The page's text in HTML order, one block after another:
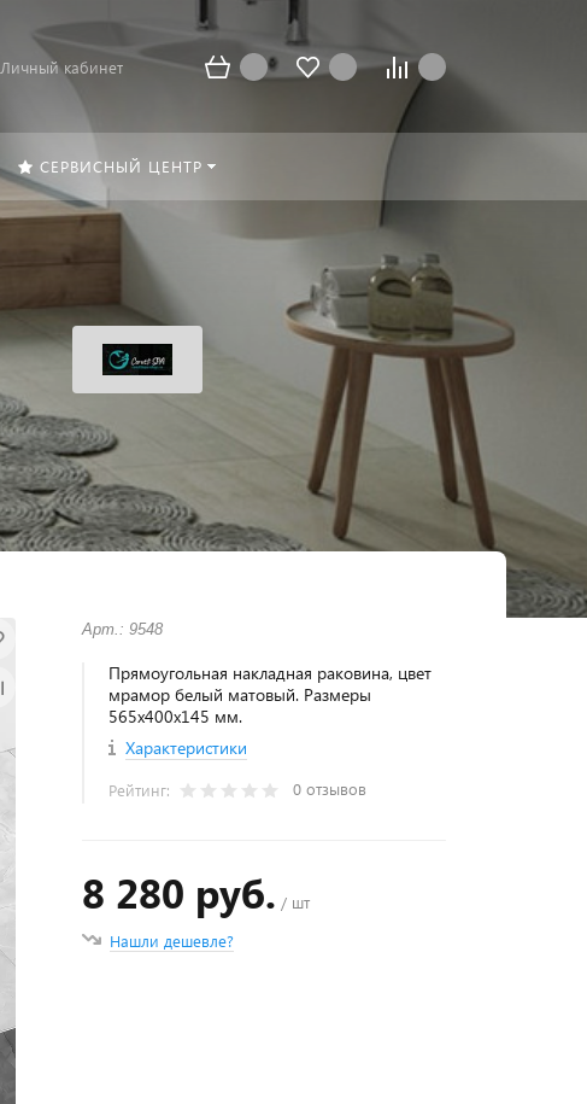
Личный кабинет
СЕРВИСНЫЙ ЦЕНТР
Арт.: 9548
Прямоугольная накладная раковина, цвет
мрамор белый матовый. Размеры
565х400х145 мм.
Характеристики
Рейтинг: 0 отзывов
8 280 руб. / шт
Нашли дешевле?